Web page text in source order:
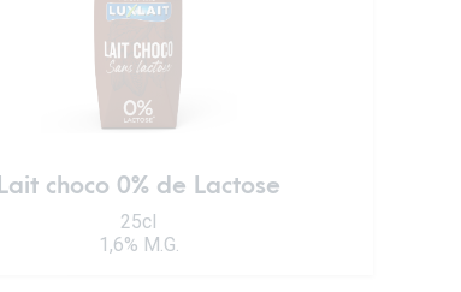
Lait choco 0% de Lactose
25cl
1,6% M.G.